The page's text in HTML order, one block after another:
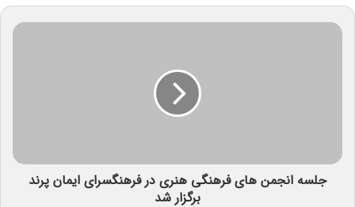
جلسه انجمن های فرهنگی هنری در فرهنگسرای ایمان پرند
برگزار شد